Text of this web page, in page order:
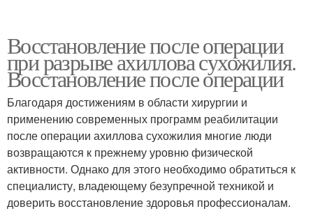
Восстановление после операции
при разрыве ахиллова сухожилия.
Восстановление после операции
Благодаря достижениям в области хирургии и
применению современных программ реабилитации
после операции ахиллова сухожилия многие люди
возвращаются к прежнему уровню физической
активности. Однако для этого необходимо обратиться к
специалисту, владеющему безупречной техникой и
доверить восстановление здоровья профессионалам.